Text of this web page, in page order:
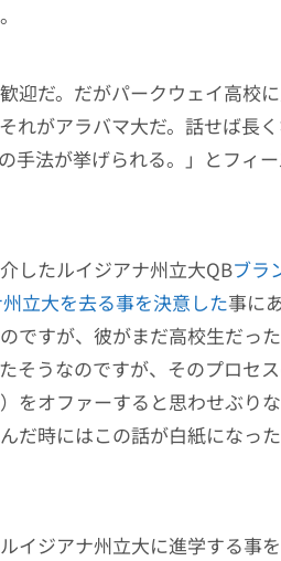
迎だ。だがパークウェイ高校
れがアラバマ大だ。話せば長
手法が挙げられる。」とフィ
したルイジアナ州立大QBブラ
立大を去る事を決意した事に
ですが、彼がまだ高校生だっ
そうなのですが、そのプロセ
をオファーすると思わせぶり
だ時にはこの話が白紙になっ
イジアナ州立大に進学する事